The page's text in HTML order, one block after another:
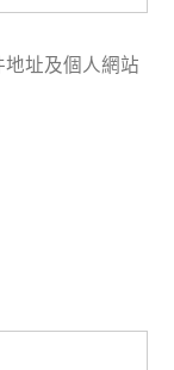
址及個人網站